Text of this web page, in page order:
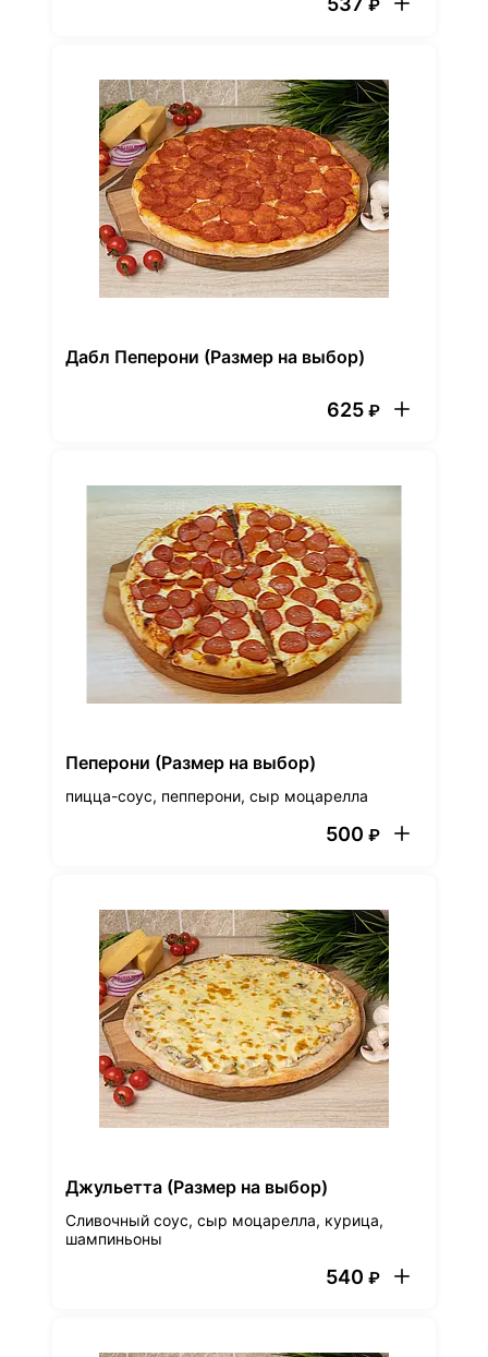
₽
Дабл Пеперони (Размер на выбор)
625 ₽
Пеперони (Размер на выбор)
пицца-соус, пепперони, сыр моцарелла
500 ₽
Джульетта (Размер на выбор)
Сливочный соус, сыр моцарелла, курица,
шампиньоны
540 ₽